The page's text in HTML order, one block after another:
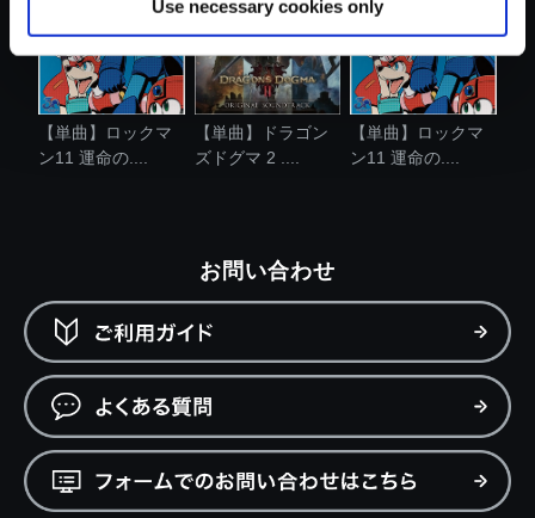
Use necessary cookies only
【単曲】ロックマ
ン11 運命の....
【単曲】ドラゴン
ズドグマ 2 ....
【単曲】ロックマ
ン11 運命の....
お問い合わせ